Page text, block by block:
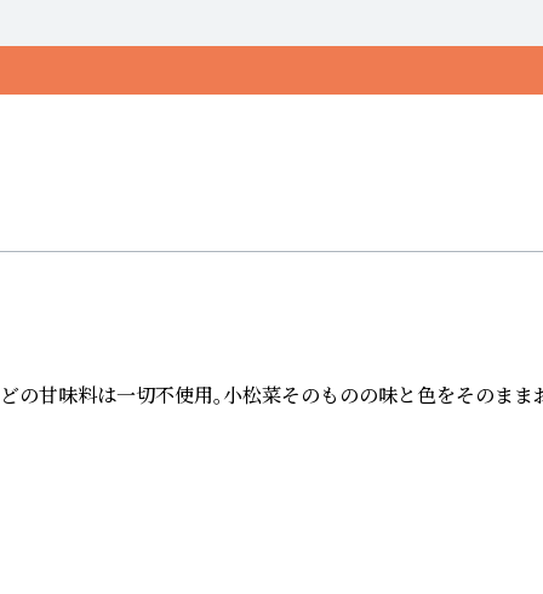
味料は一切不使用。小松菜そのものの味と色をその